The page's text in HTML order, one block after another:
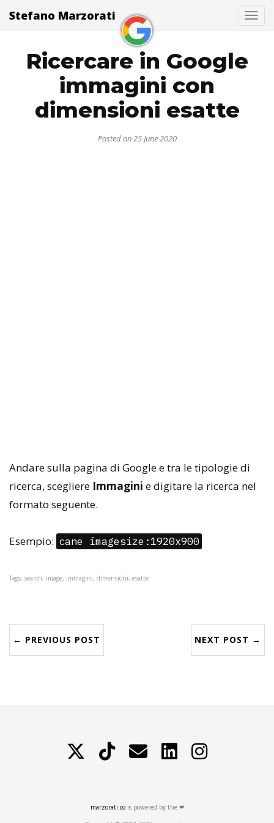
Stefano Marzorati
Ricercare in Google
immagini con
dimensioni esatte
Posted on 25 June 2020
Andare sulla pagina di Google e tra le tipologie di
ricerca, scegliere Immagini e digitare la ricerca nel
formato seguente.
Esempio: cane imagesize:1920x900
Tags: search, image, immagini, dimensioni, esatte
← PREVIOUS POST NEXT POST →
TikTok Contattami LinkedIn
marzorati.cois powered by the ❤